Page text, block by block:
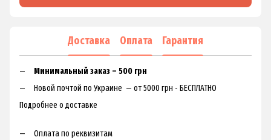
Доставка Оплата Гарантия
Минимальный заказ – 500 грн
Новой почтой по Украине — от 5000 грн - БЕСПЛАТНО
Подробнее о доставке
Оплата по реквизитам